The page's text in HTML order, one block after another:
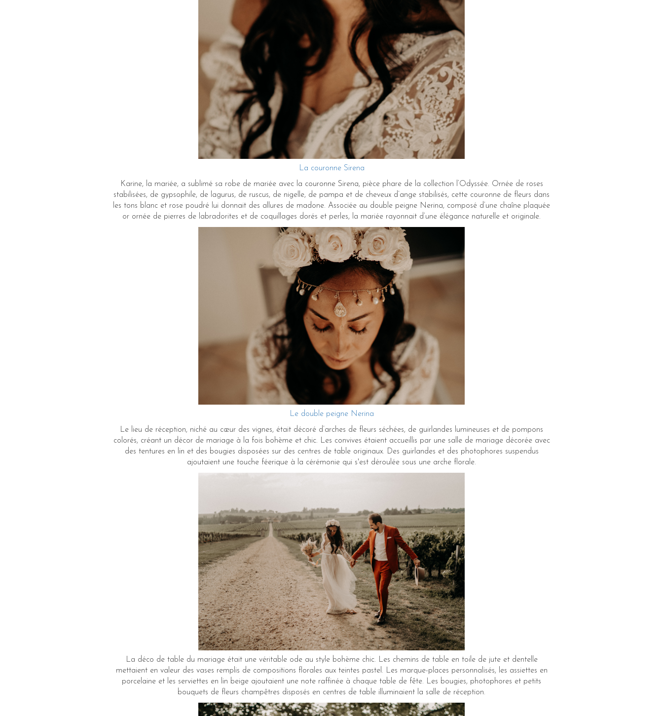
La couronne Sirena
Karine, la mariée, a sublimé sa robe de mariée avec la couronne Sirena, pièce phare de la collection l’Odyssée. Ornée de roses
stabilisées, de gypsophile, de lagurus, de ruscus, de nigelle, de pampa et de cheveux d’ange stabilisés, cette couronne de fleurs dans
les tons blanc et rose poudré lui donnait des allures de madone. Associée au double peigne Nerina, composé d’une chaîne plaquée
or ornée de pierres de labradorites et de coquillages dorés et perles, la mariée rayonnait d’une élégance naturelle et originale.
Le double peigne Nerina
Le lieu de réception, niché au cœur des vignes, était décoré d’arches de fleurs séchées, de guirlandes lumineuses et de pompons
colorés, créant un décor de mariage à la fois bohème et chic. Les convives étaient accueillis par une salle de mariage décorée avec
des tentures en lin et des bougies disposées sur des centres de table originaux. Des guirlandes et des photophores suspendus
ajoutaient une touche féerique à la cérémonie qui s'est déroulée sous une arche florale.
La déco de table du mariage était une véritable ode au style bohème chic. Les chemins de table en toile de jute et dentelle
mettaient en valeur des vases remplis de compositions florales aux teintes pastel. Les marque-places personnalisés, les assiettes en
porcelaine et les serviettes en lin beige ajoutaient une note raffinée à chaque table de fête. Les bougies, photophores et petits
bouquets de fleurs champêtres disposés en centres de table illuminaient la salle de réception.